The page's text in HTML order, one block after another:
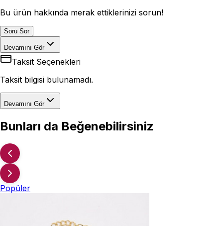
Bu ürün hakkında merak ettiklerinizi sorun!
Soru Sor
Devamını Gör
Taksit Seçenekleri
Taksit bilgisi bulunamadı.
Devamını Gör
Bunları da Beğenebilirsiniz
Popüler